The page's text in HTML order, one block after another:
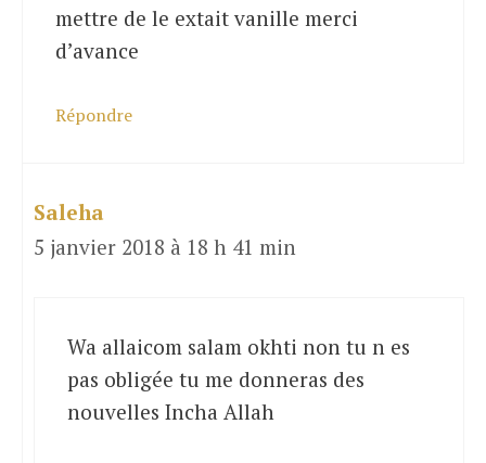
mettre de le extait vanille merci
d’avance
Répondre
Saleha
5 janvier 2018 à 18 h 41 min
Wa allaicom salam okhti non tu n es
pas obligée tu me donneras des
nouvelles Incha Allah